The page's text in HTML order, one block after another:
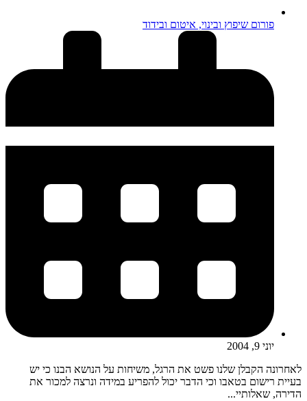
פורום שיפוץ ובינוי, איטום ובידוד
יוני 9, 2004
לאחרונה הקבלן שלנו פשט את הרגל, משיחות על הנושא הבנו כי יש
בעיית רישום בטאבו וכי הדבר יכול להפריע במידה ונרצה למכור את
הדירה, שאלותיי...